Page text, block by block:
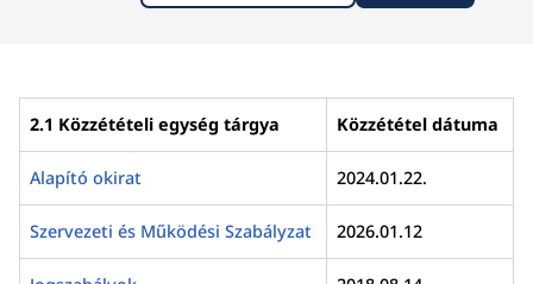
2.1 Közzétételi egység tárgya Közzététel dátuma
Alapító okirat 2024.01.22.
Szervezeti és Működési Szabályzat 2026.01.12